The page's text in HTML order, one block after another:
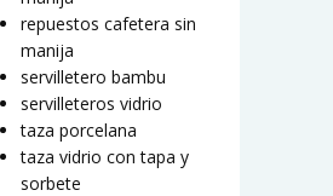
repuestos cafetera sin
manija
servilletero bambu
servilleteros vidrio
taza porcelana
taza vidrio con tapa y
sorbete